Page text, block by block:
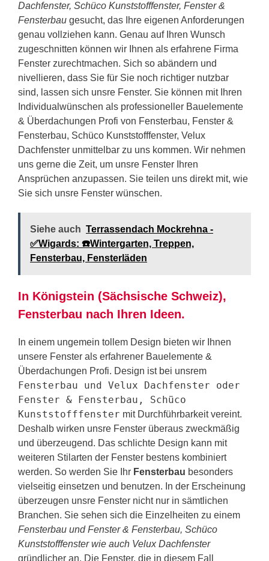
Dachfenster, Schüco Kunststofffenster, Fenster &
Fensterbau gesucht, das Ihre eigenen Anforderungen
genau vollziehen kann. Genau auf Ihren Wunsch
zugeschnitten können wir Ihnen als erfahrene Firma
Fenster zurechtmachen. Sich so abändern und
nivellieren, dass Sie für Sie noch richtiger nutzbar
sind, lassen sich unsre Fenster. Sie können mit Ihren
Individualwünschen als professioneller Bauelemente
& Überdachungen Profi von Fensterbau, Fenster &
Fensterbau, Schüco Kunststofffenster, Velux
Dachfenster unmittelbar zu uns kommen. Wir nehmen
uns gerne die Zeit, um unsre Fenster Ihren
Ansprüchen anzupassen. Sie teilen uns direkt mit, wie
Sie sich unsre Fenster wünschen.
Siehe auch Terrassendach Mockrehna -
✅Wigards: ☎️Wintergarten, Treppen,
Fensterbau, Fensterläden
In Königstein (Sächsische Schweiz),
Fensterbau nach Ihren Ideen.
In einem ungemein tollem Design bieten wir Ihnen
unsere Fenster als erfahrener Bauelemente &
Überdachungen Profi. Design ist bei unsrem
Fensterbau und Velux Dachfenster oder
Fenster & Fensterbau, Schüco
Kunststofffenster mit Durchführbarkeit vereint.
Deshalb wirken unsre Fenster überaus zweckmäßig
und überzeugend. Das schlichte Design kann mit
weiteren Stilarten der Fenster bestens kombiniert
werden. So werden Sie Ihr Fensterbau besonders
vielseitig einsetzen und benutzen. In der Erscheinung
überzeugen unsre Fenster nicht nur in sämtlichen
Branchen. Sie sehen sich die Einzelheiten zu einem
Fensterbau und Fenster & Fensterbau, Schüco
Kunststofffenster wie auch Velux Dachfenster
gründlicher an. Die Fenster, die in diesem Fall